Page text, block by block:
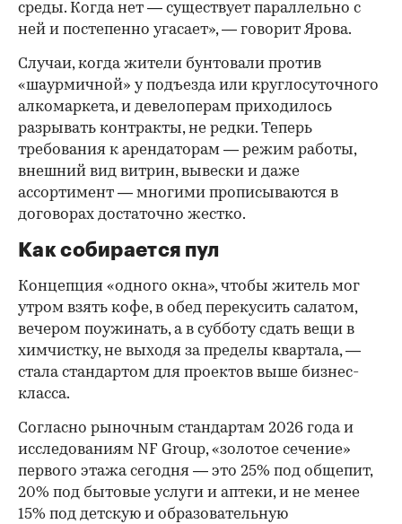
среды. Когда нет — существует параллельно с
ней и постепенно угасает», — говорит Ярова.
Случаи, когда жители бунтовали против
«шаурмичной» у подъезда или круглосуточного
алкомаркета, и девелоперам приходилось
разрывать контракты, не редки. Теперь
требования к арендаторам — режим работы,
внешний вид витрин, вывески и даже
ассортимент — многими прописываются в
договорах достаточно жестко.
Как собирается пул
Концепция «одного окна», чтобы житель мог
утром взять кофе, в обед перекусить салатом,
вечером поужинать, а в субботу сдать вещи в
химчистку, не выходя за пределы квартала, —
стала стандартом для проектов выше бизнес-
класса.
Согласно рыночным стандартам 2026 года и
исследованиям NF Group, «золотое сечение»
первого этажа сегодня — это 25% под общепит,
20% под бытовые услуги и аптеки, и не менее
15% под детскую и образовательную